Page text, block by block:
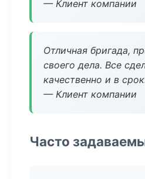
— Клиент компании
Отличная бригада,
своего дела. Все
качественно и в
— Клиент компании
Часто